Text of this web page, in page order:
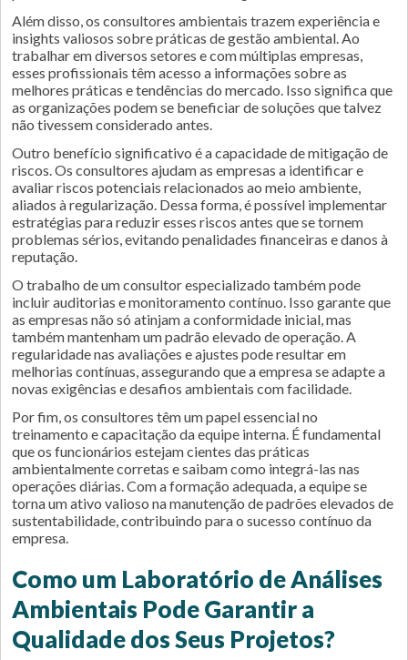
Além disso, os consultores ambientais trazem experiência e
insights valiosos sobre práticas de gestão ambiental. Ao
trabalhar em diversos setores e com múltiplas empresas,
esses profissionais têm acesso a informações sobre as
melhores práticas e tendências do mercado. Isso significa que
as organizações podem se beneficiar de soluções que talvez
não tivessem considerado antes.
Outro benefício significativo é a capacidade de mitigação de
riscos. Os consultores ajudam as empresas a identificar e
avaliar riscos potenciais relacionados ao meio ambiente,
aliados à regularização. Dessa forma, é possível implementar
estratégias para reduzir esses riscos antes que se tornem
problemas sérios, evitando penalidades financeiras e danos à
reputação.
O trabalho de um consultor especializado também pode
incluir auditorias e monitoramento contínuo. Isso garante que
as empresas não só atinjam a conformidade inicial, mas
também mantenham um padrão elevado de operação. A
regularidade nas avaliações e ajustes pode resultar em
melhorias contínuas, assegurando que a empresa se adapte a
novas exigências e desafios ambientais com facilidade.
Por fim, os consultores têm um papel essencial no
treinamento e capacitação da equipe interna. É fundamental
que os funcionários estejam cientes das práticas
ambientalmente corretas e saibam como integrá-las nas
operações diárias. Com a formação adequada, a equipe se
torna um ativo valioso na manutenção de padrões elevados de
sustentabilidade, contribuindo para o sucesso contínuo da
empresa.
Como um Laboratório de Análises
Ambientais Pode Garantir a
Qualidade dos Seus Projetos?